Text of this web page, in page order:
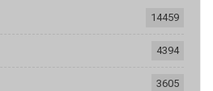
14459
4394
3605